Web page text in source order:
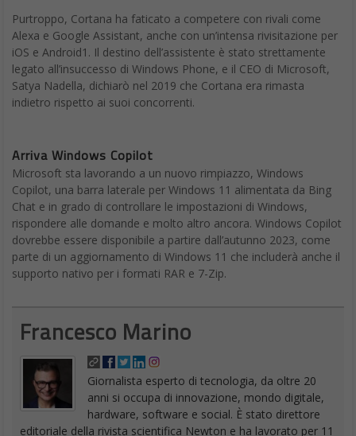
Purtroppo, Cortana ha faticato a competere con rivali come
Alexa e Google Assistant, anche con un’intensa rivisitazione per
iOS e Android1. Il destino dell’assistente è stato strettamente
legato all’insuccesso di Windows Phone, e il CEO di Microsoft,
Satya Nadella, dichiarò nel 2019 che Cortana era rimasta
indietro rispetto ai suoi concorrenti.
Arriva Windows Copilot
Microsoft sta lavorando a un nuovo rimpiazzo, Windows
Copilot, una barra laterale per Windows 11 alimentata da Bing
Chat e in grado di controllare le impostazioni di Windows,
rispondere alle domande e molto altro ancora. Windows Copilot
dovrebbe essere disponibile a partire dall’autunno 2023, come
parte di un aggiornamento di Windows 11 che includerà anche il
supporto nativo per i formati RAR e 7-Zip.
Francesco Marino
Giornalista esperto di tecnologia, da oltre 20
anni si occupa di innovazione, mondo digitale,
hardware, software e social. È stato direttore
editoriale della rivista scientifica Newton e ha lavorato per 11